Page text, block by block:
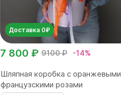
Доставка 0₽
9100 ₽ -14%
7 800 ₽
Шляпная коробка с оранжевыми
французскими розами